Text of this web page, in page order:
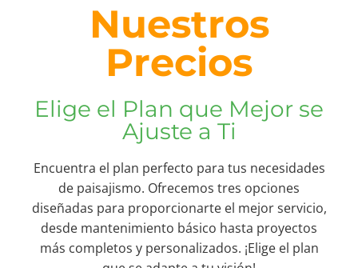
Nuestros
Precios
Elige el Plan que Mejor se
Ajuste a Ti
Encuentra el plan perfecto para tus necesidades
de paisajismo. Ofrecemos tres opciones
diseñadas para proporcionarte el mejor servicio,
desde mantenimiento básico hasta proyectos
más completos y personalizados. ¡Elige el plan